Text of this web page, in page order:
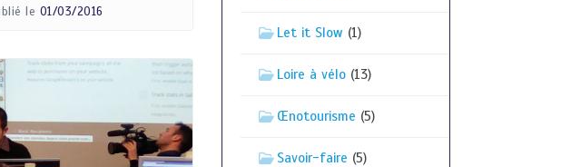
le 01/03/2016
Let it Slow (1)
Loire à vélo(13)
Œnotourisme (5)
Savoir-faire (5)